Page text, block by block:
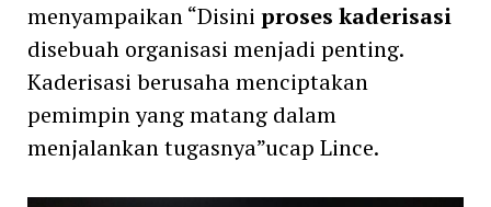
menyampaikan “Disini proses kaderisasi
disebuah organisasi menjadi penting.
Kaderisasi berusaha menciptakan
pemimpin yang matang dalam
menjalankan tugasnya”ucap Lince.